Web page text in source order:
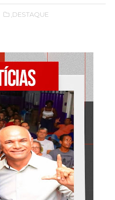
,DESTAQUE